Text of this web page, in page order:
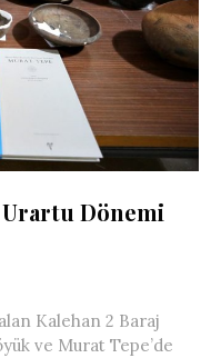
Urartu Dönemi
Kalehan 2 Baraj
ve Murat Tepe’de